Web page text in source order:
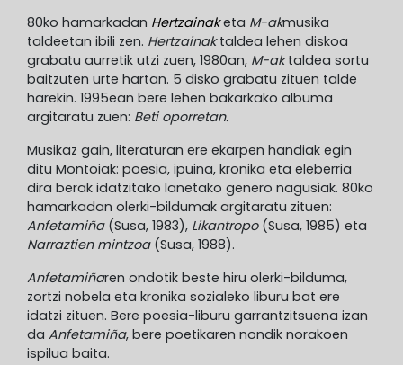
80ko hamarkadan Hertzainaketa M-akmusika
taldeetan ibili zen. Hertzainaktaldea lehen diskoa
grabatu aurretik utzi zuen, 1980an, M-aktaldea sortu
baitzuten urte hartan. 5 disko grabatu zituen talde
harekin. 1995ean bere lehen bakarkako albuma
argitaratu zuen: Beti oporretan.
Musikaz gain, literaturan ere ekarpen handiak egin
ditu Montoiak: poesia, ipuina, kronika eta eleberria
dira berak idatzitako lanetako genero nagusiak. 80ko
hamarkadan olerki-bildumak argitaratu zituen:
Anfetamiña(Susa, 1983), Likantropo(Susa, 1985) eta
Narraztien mintzoa(Susa, 1988).
Anfetamiñaren ondotik beste hiru olerki-bilduma,
zortzi nobela eta kronika sozialeko liburu bat ere
idatzi zituen. Bere poesia-liburu garrantzitsuena izan
da Anfetamiña, bere poetikaren nondik norakoen
ispilua baita.